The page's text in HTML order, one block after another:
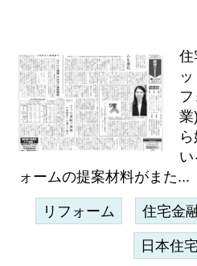
住
業
ォームの提案材料がまた...
リフォーム 住宅金
日本住